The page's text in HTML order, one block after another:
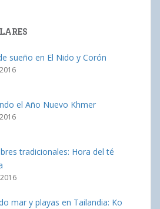
sueño en El Nido y Corón
el Año Nuevo Khmer
tradicionales: Hora del té
mar y playas en Tailandia: Ko